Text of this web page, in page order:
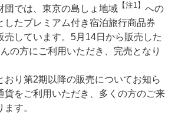
団では、東京の島しょ地域 【注1】 への
したプレミアム付き宿泊旅行商品券
売しています。5月14日から販売した
の方にご利用いただき、完売となり
おり第2期以降の販売についてお知ら
貨をご利用いただき、多くの方のご来
す。